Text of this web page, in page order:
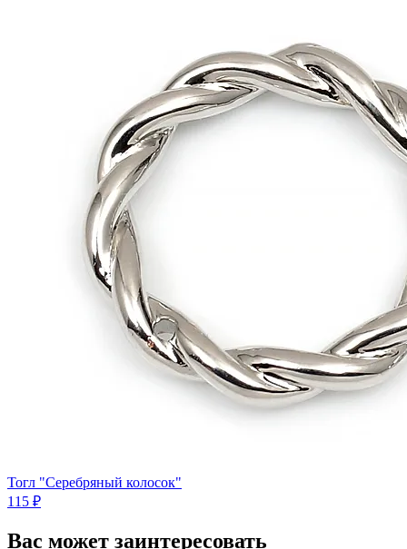
Тогл "Серебряный колосок"
115 ₽
Вас может заинтересовать